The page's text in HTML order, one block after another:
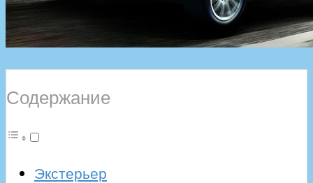
Содержание
Экстерьер